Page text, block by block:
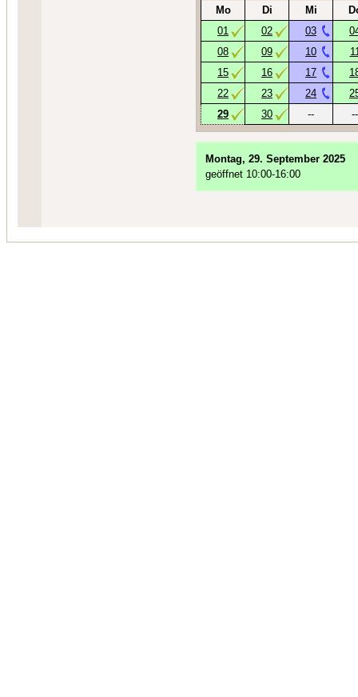
Mo Di Mi
01
02 03
08
09 10
15
16 17
22
23 24
29
30 -- --
Montag, 29. September 2025
geöffnet 10:00-16:00